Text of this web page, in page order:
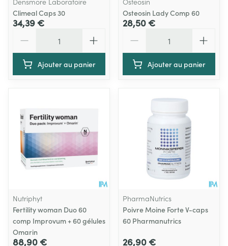
Climeal Caps 30
34,39 €
Ajouter au panier
Osteosin Lady Comp 60
28,50 €
Ajouter au panier
Nutriphyt
Fertility woman Duo 60
comp Improvum + 60 gélules
Omarin
88,90 €
PharmaNutrics
Poivre Moine Forte V-caps
60 Pharmanutrics
26,90 €